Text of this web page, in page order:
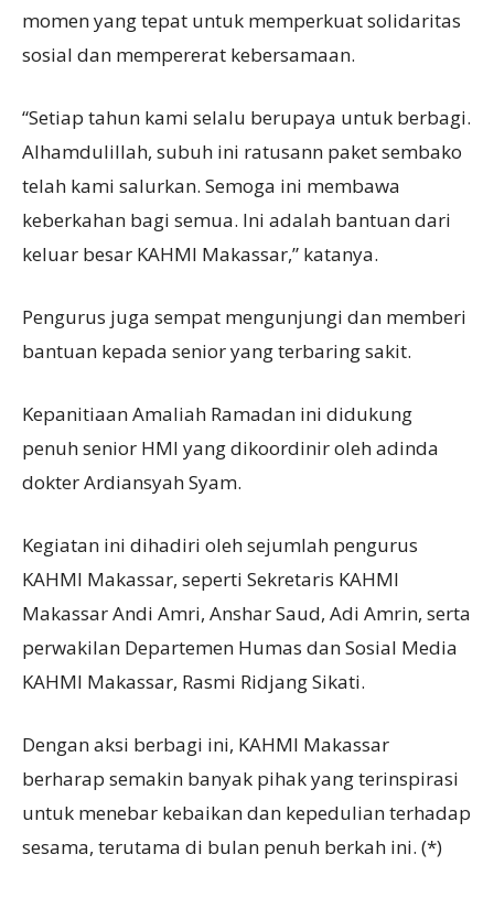
momen yang tepat untuk memperkuat solidaritas
sosial dan mempererat kebersamaan.
“Setiap tahun kami selalu berupaya untuk berbagi.
Alhamdulillah, subuh ini ratusann paket sembako
telah kami salurkan. Semoga ini membawa
keberkahan bagi semua. Ini adalah bantuan dari
keluar besar KAHMI Makassar,” katanya.
Pengurus juga sempat mengunjungi dan memberi
bantuan kepada senior yang terbaring sakit.
Kepanitiaan Amaliah Ramadan ini didukung
penuh senior HMI yang dikoordinir oleh adinda
dokter Ardiansyah Syam.
Kegiatan ini dihadiri oleh sejumlah pengurus
KAHMI Makassar, seperti Sekretaris KAHMI
Makassar Andi Amri, Anshar Saud, Adi Amrin, serta
perwakilan Departemen Humas dan Sosial Media
KAHMI Makassar, Rasmi Ridjang Sikati.
Dengan aksi berbagi ini, KAHMI Makassar
berharap semakin banyak pihak yang terinspirasi
untuk menebar kebaikan dan kepedulian terhadap
sesama, terutama di bulan penuh berkah ini. (*)